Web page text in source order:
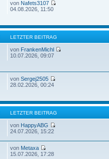
von Nafets3107
04.08.2026, 11:50
LETZTER BEITRAG
von FrankenMichl
10.07.2026, 09:07
vonSergej2505
28.02.2026, 00:24
LETZTER BEITRAG
von HappyABG
24.07.2026, 15:22
von Metaxa
15.07.2026, 17:28